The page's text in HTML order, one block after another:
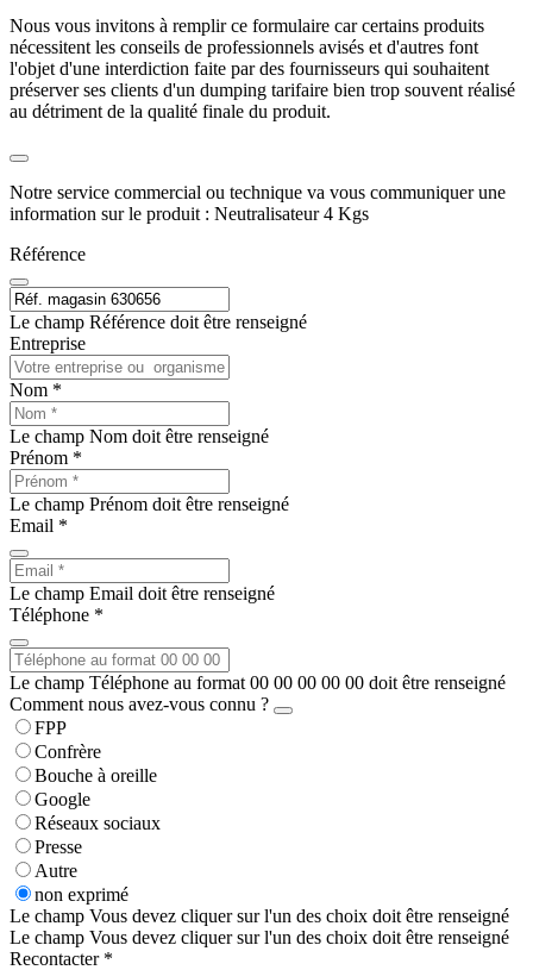
Nous vous invitons à remplir ce formulaire car certains produits
nécessitent les conseils de professionnels avisés et d'autres font
l'objet d'une interdiction faite par des fournisseurs qui souhaitent
préserver ses clients d'un dumping tarifaire bien trop souvent réalisé
au détriment de la qualité finale du produit.
Notre service commercial ou technique va vous communiquer une
information sur le produit : Neutralisateur 4 Kgs
Référence
Le champ Référence doit être renseigné
Entreprise
Nom *
Le champ Nom doit être renseigné
Prénom *
Le champ Prénom doit être renseigné
Email *
Le champ Email doit être renseigné
Téléphone *
Le champ Téléphone au format 00 00 00 00 00 doit être renseigné
Comment nous avez-vous connu ?
FPP
Confrère
Bouche à oreille
Google
Réseaux sociaux
Presse
Autre
non exprimé
Le champ Vous devez cliquer sur l'un des choix doit être renseigné
Le champ Vous devez cliquer sur l'un des choix doit être renseigné
Recontacter *